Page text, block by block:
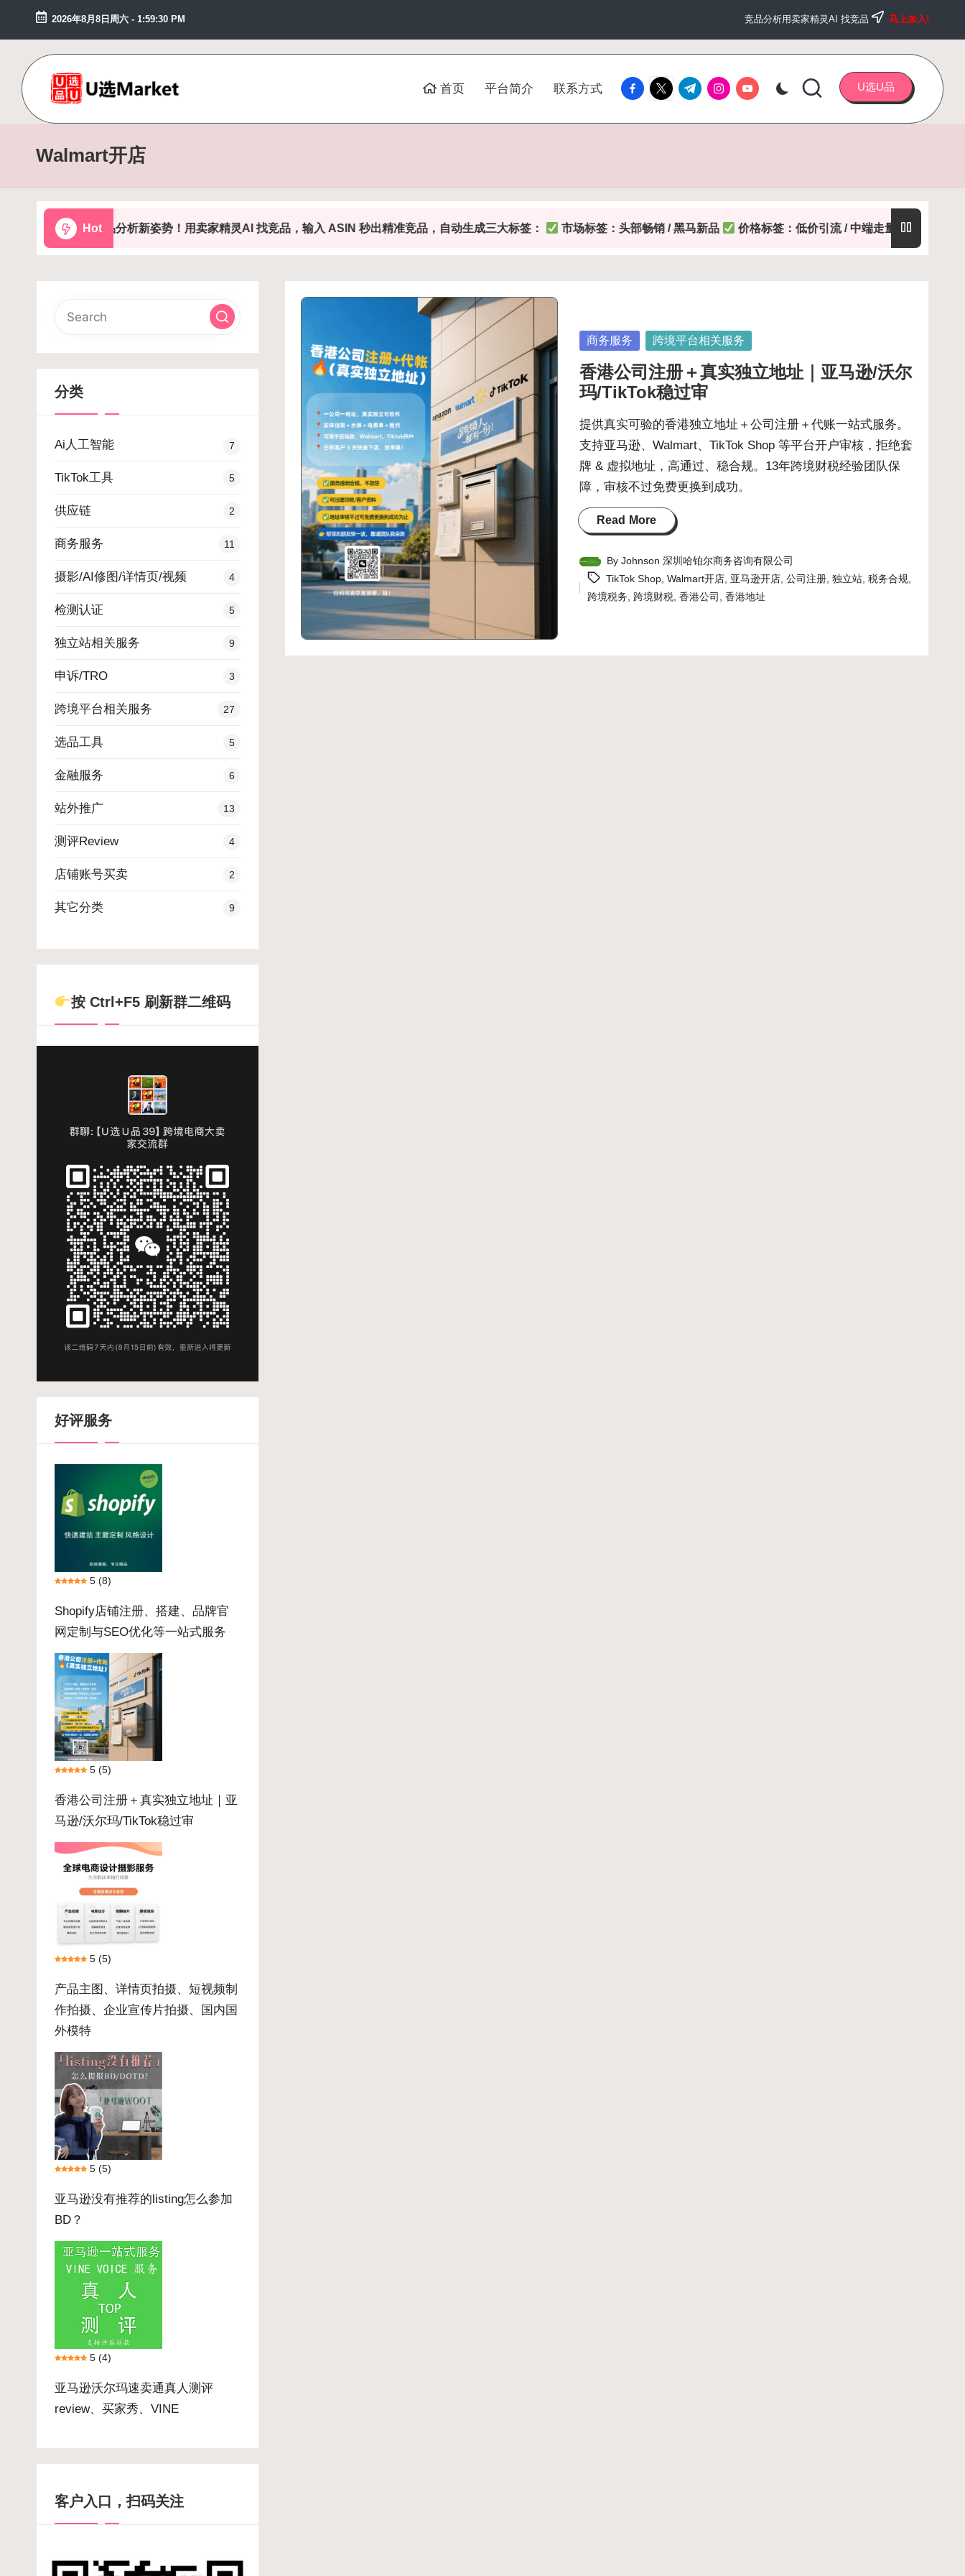
Skip
content
2026年8月8日周六 - 1:59:31 PM 竞品分析用卖家精灵AI 找竞品 马上加入!
U
选
M
ar
k
et
服
市
场
首页 平台简介 联系方式 facebook.com
twitter.com
t.me instagram.com
youtube.com U选U品
Walmart开店
Hot
竞品分析新姿势！用卖家精灵AI 找竞品，输入 ASIN 秒出精准竞品，自动生成三大标签： 市场标签：头部畅销 / 黑马新品 价格标签：低价引流 / 中端走量 / 高端溢价 特性标签
Posted
商务服务 跨境平台相关服务
香港公司注册＋真实独立地址｜亚马逊/沃尔
玛/TikTok稳过审
提供真实可验的香港独立地址＋公司注册＋代账一站式服务。
支持亚马逊、Walmart、TikTok Shop 等平台开户审核，拒绝套
牌 & 虚拟地址，高通过、稳合规。13年跨境财税经验团队保
障，审核不过免费更换到成功。
Read More
Posted
By Johnson 深圳哈铂尔商务咨询有限公司
Tags:TikTok Shop, Walmart开店, 亚马逊开店, 公司注册, 独立站, 税务合规,
跨境税务 ,跨境财税 ,香港公司 ,香港地址
分类
Ai人工智能 7
TikTok工具 5
供应链 2
商务服务 11
摄影/AI修图/详情页/视频 4
检测认证 5
独立站相关服务 9
申诉/TRO 3
跨境平台相关服务 27
选品工具 5
金融服务 6
站外推广 13
测评Review 4
店铺账号买卖 2
其它分类 9
按 Ctrl+F5 刷新群二维码
好评服务
5 (8)
Shopify店铺注册、搭建、品牌官
网定制与SEO优化等一站式服务
5 (5)
香港公司注册＋真实独立地址｜亚
马逊/沃尔玛/TikTok稳过审
5 (5)
产品主图、详情页拍摄、短视频制
作拍摄、企业宣传片拍摄、国内国
外模特
5 (5)
亚马逊没有推荐的listing怎么参加
BD？
5 (4)
亚马逊沃尔玛速卖通真人测评
review、买家秀、VINE
客户入口，扫码关注